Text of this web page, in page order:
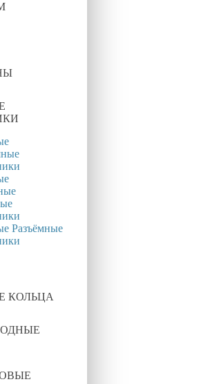
Разъёмные
КОЛЬЦА